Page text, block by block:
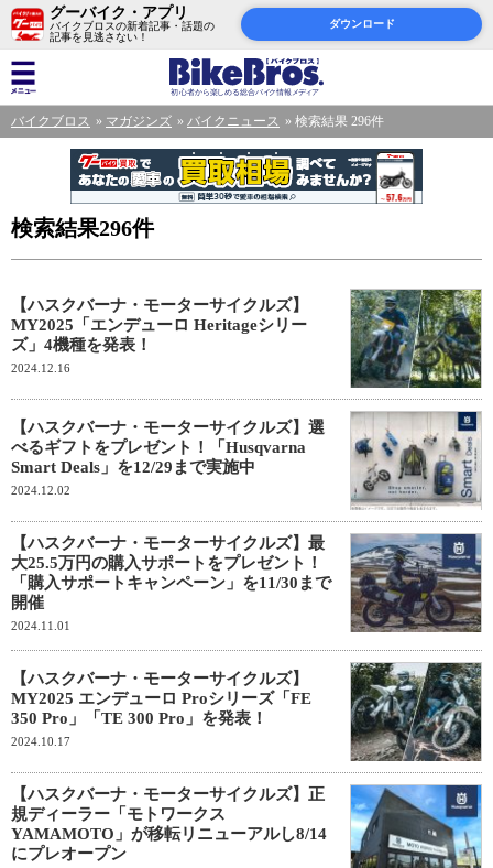
グーバイク・アプリ
バイクブロスの新着記事・話題の
記事を見逃さない！
ダウンロード
バイクブロス マガジンズ バイクニュース 検索結果 296件
検索結果296件
【ハスクバーナ・モーターサイクルズ】
MY2025「エンデューロ Heritageシリー
ズ」4機種を発表！
2024.12.16
【ハスクバーナ・モーターサイクルズ】選
べるギフトをプレゼント！「Husqvarna
Smart Deals」を12/29まで実施中
2024.12.02
【ハスクバーナ・モーターサイクルズ】最
大25.5万円の購入サポートをプレゼント！
「購入サポートキャンペーン」を11/30まで
開催
2024.11.01
【ハスクバーナ・モーターサイクルズ】
MY2025 エンデューロ Proシリーズ「FE
350 Pro」「TE 300 Pro」を発表！
2024.10.17
【ハスクバーナ・モーターサイクルズ】正
規ディーラー「モトワークス
YAMAMOTO」が移転リニューアルし8/14
にプレオープン